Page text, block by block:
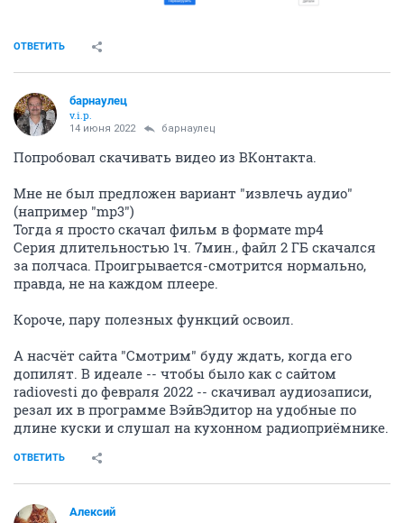
ОТВЕТИТЬ
барнаулец
v.i.p.
14 июня 2022 барнаулец
Попробовал скачивать видео из ВКонтакта.
Мне не был предложен вариант "извлечь аудио"
(например "mp3")
Тогда я просто скачал фильм в формате mp4
Серия длительностью 1ч. 7мин., файл 2 ГБ скачался
за полчаса. Проигрывается-смотрится нормально,
правда, не на каждом плеере.
Короче, пару полезных функций освоил.
А насчёт сайта "Смотрим" буду ждать, когда его
допилят. В идеале -- чтобы было как с сайтом
radiovesti до февраля 2022 -- скачивал аудиозаписи,
резал их в программе ВэйвЭдитор на удобные по
длине куски и слушал на кухонном радиоприёмнике.
ОТВЕТИТЬ
Алексий